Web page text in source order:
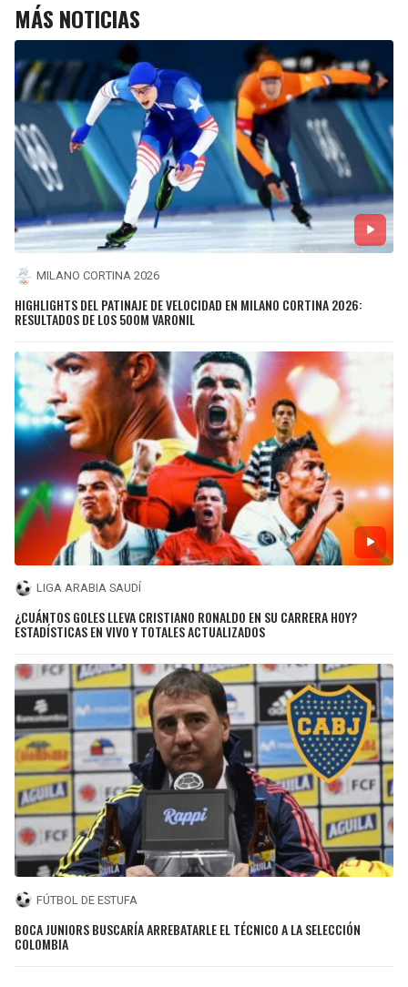
MÁS NOTICIAS
MILANO CORTINA 2026
HIGHLIGHTS DEL PATINAJE DE VELOCIDAD EN MILANO CORTINA 2026:
RESULTADOS DE LOS 500M VARONIL
LIGA ARABIA SAUDÍ
¿CUÁNTOS GOLES LLEVA CRISTIANO RONALDO EN SU CARRERA HOY?
ESTADÍSTICAS EN VIVO Y TOTALES ACTUALIZADOS
FÚTBOL DE ESTUFA
BOCA JUNIORS BUSCARÍA ARREBATARLE EL TÉCNICO A LA SELECCIÓN
COLOMBIA